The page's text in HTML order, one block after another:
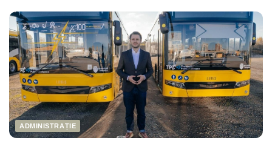
ADMINISTRAȚIE